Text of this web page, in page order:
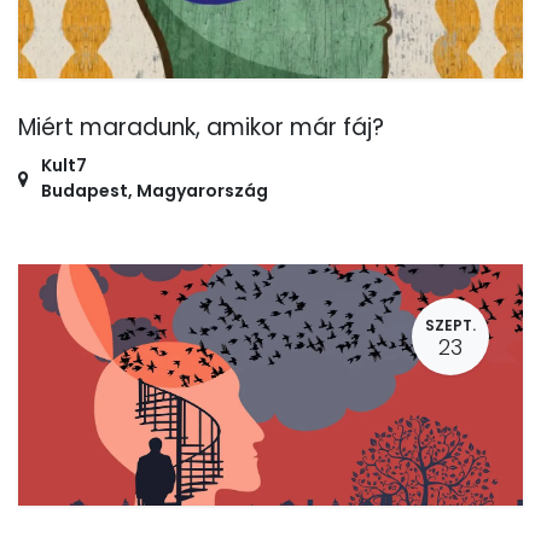
Miért maradunk, amikor már fáj?
Kult7
Budapest, Magyarország
SZEPT.
23